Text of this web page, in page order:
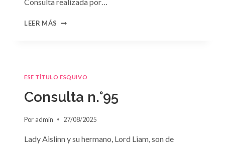
LEER MÁS CONSULTA
ESE TÍTULO ESQUIVO
Consulta n.°95
Por admin 27/08/2025
Lady Aislinn y su hermano, Lord Liam, son de